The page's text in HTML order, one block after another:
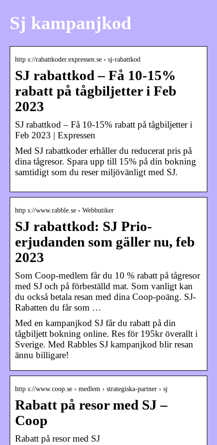
Sj kampanjkod
http s://rabattkoder.expressen.se › sj-rabattkod
SJ rabattkod – Få 10-15%
rabatt på tågbiljetter i Feb
2023
SJ rabattkod – Få 10-15% rabatt på tågbiljetter i
Feb 2023 | Expressen
Med SJ rabattkoder erhåller du reducerat pris på
dina tågresor. Spara upp till 15% på din bokning
samtidigt som du reser miljövänligt med SJ.
http s://www.rabble.se › Webbutiker
SJ rabattkod: SJ Prio-
erjudanden som gäller nu, feb
2023
Som Coop-medlem får du 10 % rabatt på tågresor
med SJ och på förbeställd mat. Som vanligt kan
du också betala resan med dina Coop-poäng. SJ-
Rabatten du får som …
Med en kampanjkod SJ får du rabatt på din
tågbiljett bokning online. Res för 195kr överallt i
Sverige. Med Rabbles SJ kampanjkod blir resan
ännu billigare!
http s://www.coop.se › medlem › strategiska-partner › sj
Rabatt på resor med SJ –
Coop
Rabatt på resor med SJ